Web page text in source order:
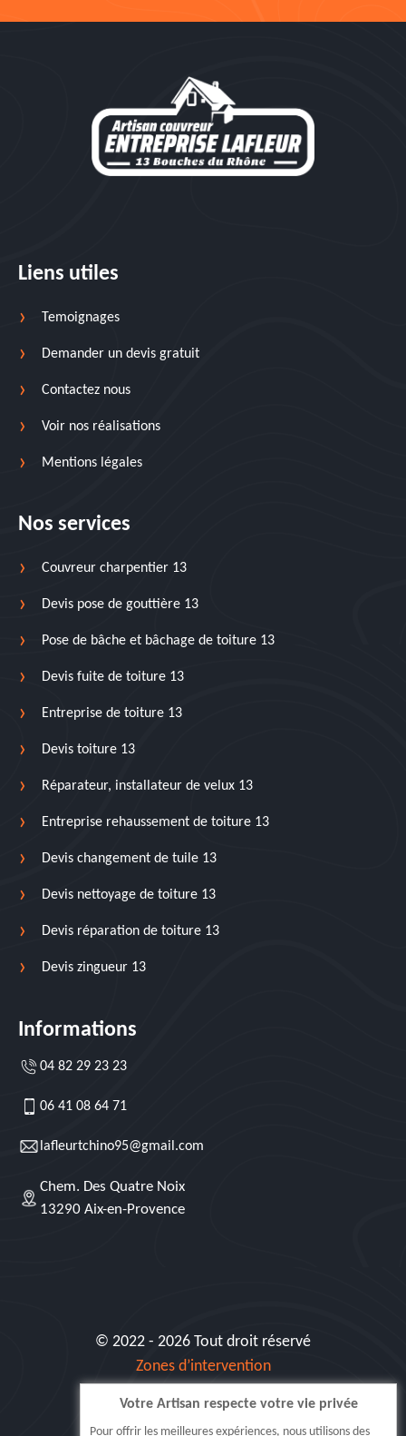
Liens utiles
Temoignages
Demander un devis gratuit
Contactez nous
Voir nos réalisations
Mentions légales
Nos services
Couvreur charpentier 13
Devis pose de gouttière 13
Pose de bâche et bâchage de toiture 13
Devis fuite de toiture 13
Entreprise de toiture 13
Devis toiture 13
Réparateur, installateur de velux 13
Entreprise rehaussement de toiture 13
Devis changement de tuile 13
Devis nettoyage de toiture 13
Devis réparation de toiture 13
Devis zingueur 13
Informations
04 82 29 23 23
06 41 08 64 71
lafleurtchino95@gmail.com
Chem. Des Quatre Noix
13290 Aix-en-Provence
© 2022 - 2026 Tout droit réservé
Zones d’intervention
Siret: 515 062 404 000 30
Votre Artisan respecte votre vie privée
Pour offrir les meilleures expériences, nous utilisons des